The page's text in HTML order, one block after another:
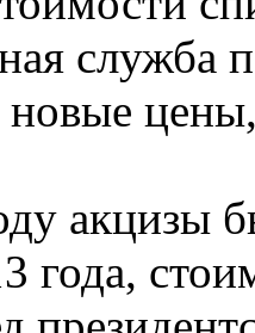
служба
новые
акцизы
года,